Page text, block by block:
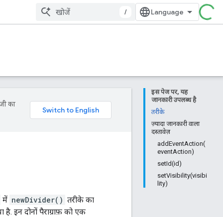
/
इस पेज पर, यह
जानकारी उपलब्ध है
तरीके
ज़्यादा जानकारी वाला
दस्तावेज़
addEventAction(
eventAction)
setId(id)
setVisibility(visibi
lity)
का
में newDivider() तरीके का
है. इन दोनों पैराग्राफ़ को एक